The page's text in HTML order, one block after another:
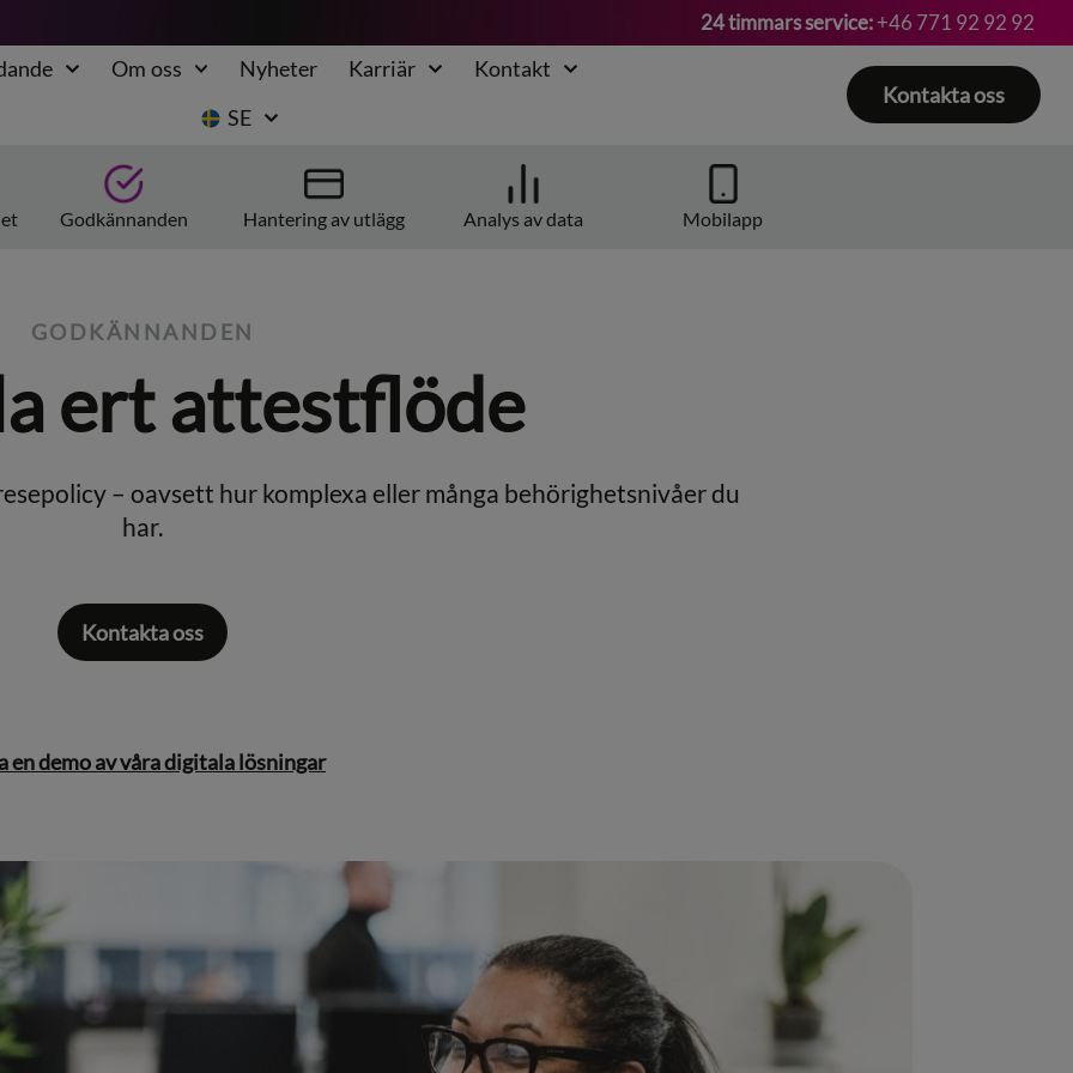
24 timmars service:+46 771 92 92 92
Om oss Nyheter Karriär
Kontakt
SE
Kontakta oss
Godkännanden Hantering av utlägg Analys av data Mobilapp
GODKÄNNANDEN
ert attestflöde
– oavsett hur komplexa eller många behörighetsnivåer du
har.
Kontakta oss
en demo av våra digitala lösningar